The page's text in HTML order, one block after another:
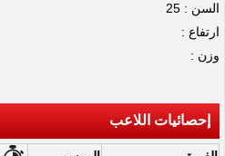
السن : 25
ارتفاع :
وزن :
إحصائيات اللاعب